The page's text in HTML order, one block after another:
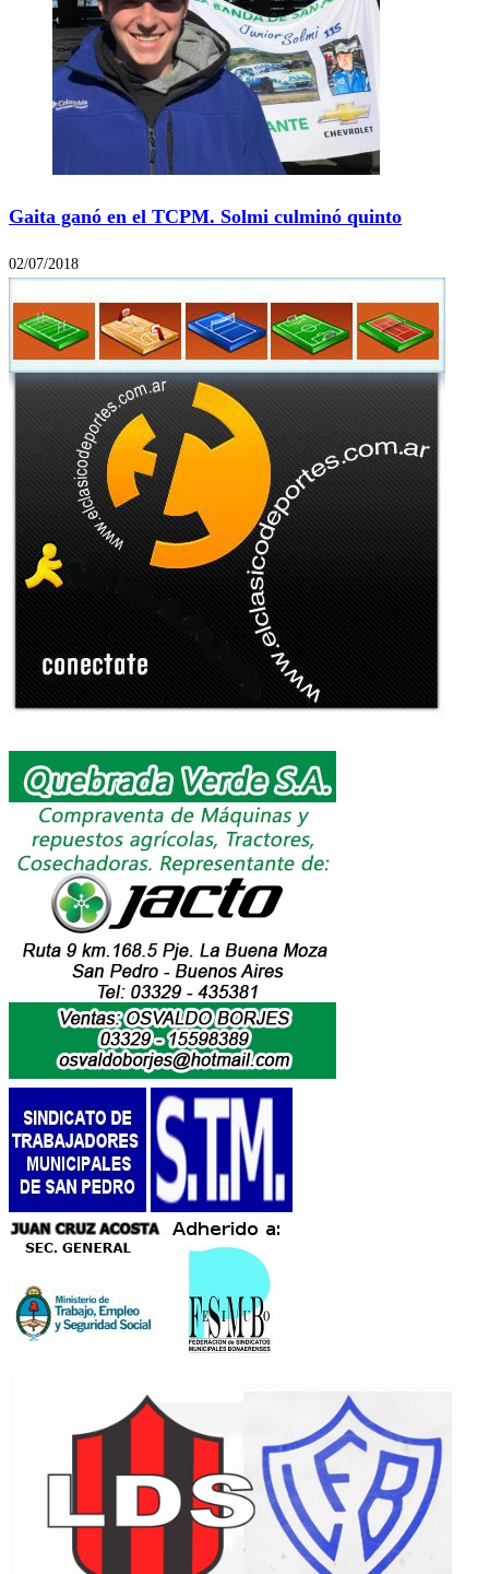
Gaita ganó en el TCPM. Solmi culminó quinto
02/07/2018